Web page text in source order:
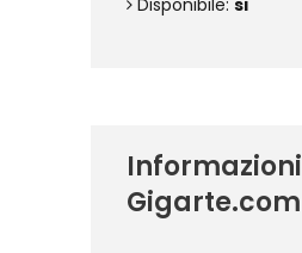
Disponibile: si
Informazioni
Gigarte.com